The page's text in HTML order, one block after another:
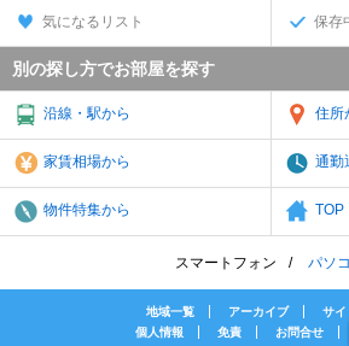
気になるリスト 保存
別の探し方でお部屋を探す
沿線・駅から 住所
家賃相場から 通勤
物件特集から TOP
スマートフォン パソ
地域一覧 アーカイブ
サイ
個人情報
免責 お問合せ